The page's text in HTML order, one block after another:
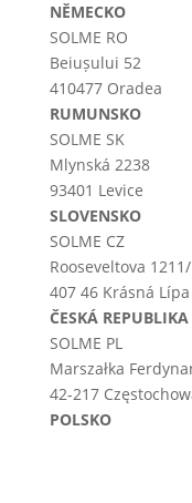
NĚMECKO
SOLME RO
Beiușului 52
410477 Oradea
RUMUNSKO
SOLME SK
Mlynská 2238
93401 Levice
SLOVENSKO
SOLME CZ
Rooseveltova
407 46 Krásná Lípa
ČESKÁ REPUBLIKA
SOLME PL
Marszałka
42-217
POLSKO